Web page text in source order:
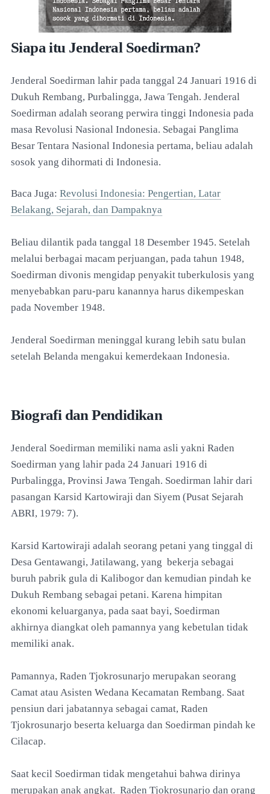
Siapa itu Jenderal Soedirman?
Jenderal Soedirman lahir pada tanggal 24 Januari 1916 di
Dukuh Rembang, Purbalingga, Jawa Tengah. Jenderal
Soedirman adalah seorang perwira tinggi Indonesia pada
masa Revolusi Nasional Indonesia. Sebagai Panglima
Besar Tentara Nasional Indonesia pertama, beliau adalah
sosok yang dihormati di Indonesia.
Baca Juga: Revolusi Indonesia: Pengertian, Latar
Belakang, Sejarah, dan Dampaknya
Beliau dilantik pada tanggal 18 Desember 1945. Setelah
melalui berbagai macam perjuangan, pada tahun 1948,
Soedirman divonis mengidap penyakit tuberkulosis yang
menyebabkan paru-paru kanannya harus dikempeskan
pada November 1948.
Jenderal Soedirman meninggal kurang lebih satu bulan
setelah Belanda mengakui kemerdekaan Indonesia.
Biografi dan Pendidikan
Jenderal Soedirman memiliki nama asli yakni Raden
Soedirman yang lahir pada 24 Januari 1916 di
Purbalingga, Provinsi Jawa Tengah. Soedirman lahir dari
pasangan Karsid Kartowiraji dan Siyem (Pusat Sejarah
ABRI, 1979: 7).
Karsid Kartowiraji adalah seorang petani yang tinggal di
Desa Gentawangi, Jatilawang, yang bekerja sebagai
buruh pabrik gula di Kalibogor dan kemudian pindah ke
Dukuh Rembang sebagai petani. Karena himpitan
ekonomi keluarganya, pada saat bayi, Soedirman
akhirnya diangkat oleh pamannya yang kebetulan tidak
memiliki anak.
Pamannya, Raden Tjokrosunarjo merupakan seorang
Camat atau Asisten Wedana Kecamatan Rembang. Saat
pensiun dari jabatannya sebagai camat, Raden
Tjokrosunarjo beserta keluarga dan Soedirman pindah ke
Cilacap.
Saat kecil Soedirman tidak mengetahui bahwa dirinya
merupakan anak angkat. Raden Tjokrosunarjo dan orang